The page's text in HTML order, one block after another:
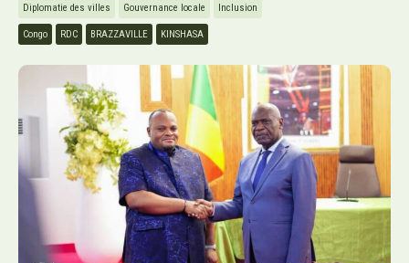
Diplomatie des villes Gouvernance locale Inclusion
Congo RDC BRAZZAVILLE KINSHASA